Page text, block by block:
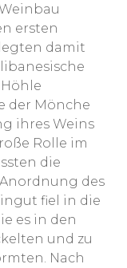
ersten
damit
der Mönche
ihres Weins
Rolle im
die
des
fiel in die
es in den
und zu
Nach